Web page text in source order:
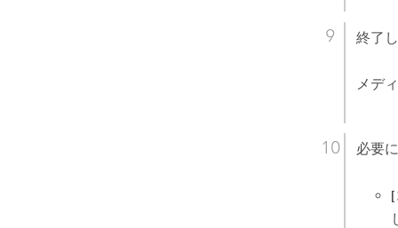
終了
メデ
必要